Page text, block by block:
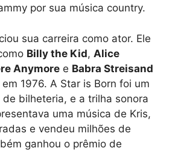
por sua música country.
sua carreira como ator. Ele
Billy the Kid, Alice
Anymore e Babra Streisand
em 1976. A Star is Born foi um
bilheteria, e a trilha sonora
uma música de Kris,
e vendeu milhões de
ganhou o prêmio de